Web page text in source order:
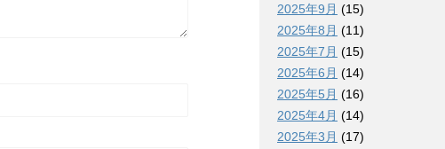
2025年9月 (15)
2025年8月 (11)
2025年7月 (15)
2025年6月 (14)
2025年5月 (16)
2025年4月 (14)
2025年3月 (17)